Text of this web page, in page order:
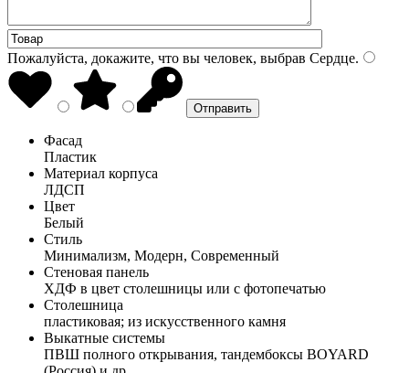
Пожалуйста, докажите, что вы человек, выбрав Сердце.
Фасад
Пластик
Материал корпуса
ЛДСП
Цвет
Белый
Стиль
Минимализм, Модерн, Современный
Стеновая панель
ХДФ в цвет столешницы или с фотопечатью
Столешница
пластиковая; из искусственного камня
Выкатные системы
ПВШ полного открывания, тандембоксы BOYARD